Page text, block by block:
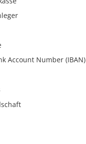
Account Number (IBAN)